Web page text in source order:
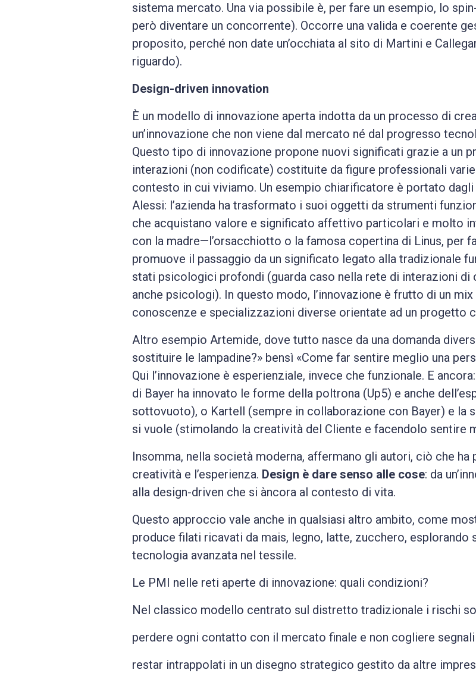
sistema mercato. Una via possibile è, per fare un esempio, lo
però diventare un concorrente). Occorre una valida e coerente
proposito, perché non date un’occhiata al sito di Martini e
riguardo).
Design-driven innovation
È un modello di innovazione aperta indotta da un processo di
un’innovazione che non viene dal mercato né dal progresso
Questo tipo di innovazione propone nuovi significati grazie a un
interazioni (non codificate) costituite da figure professionali
contesto in cui viviamo. Un esempio chiarificatore è portato
Alessi: l’azienda ha trasformato i suoi oggetti da strumenti
che acquistano valore e significato affettivo particolari e molto
con la madre—l’orsacchiotto o la famosa copertina di Linus, per
promuove il passaggio da un significato legato alla tradizionale
stati psicologici profondi (guarda caso nella rete di interazioni di
anche psicologi). In questo modo, l’innovazione è frutto di un
conoscenze e specializzazioni diverse orientate ad un progetto
Altro esempio Artemide, dove tutto nasce da una domanda
sostituire le lampadine?» bensì «Come far sentire meglio una
Qui l’innovazione è esperienziale, invece che funzionale. E
di Bayer ha innovato le forme della poltrona (Up5) e anche
sottovuoto), o Kartell (sempre in collaborazione con Bayer) e la
si vuole (stimolando la creatività del Cliente e facendolo sentire
Insomma, nella società moderna, affermano gli autori, ciò che ha
creatività e l’esperienza. Design è dare senso alle cose: da
alla design-driven che si àncora al contesto di vita.
Questo approccio vale anche in qualsiasi altro ambito, come
produce filati ricavati da mais, legno, latte, zucchero, esplorando
tecnologia avanzata nel tessile.
Le PMI nelle reti aperte di innovazione: quali condizioni?
Nel classico modello centrato sul distretto tradizionale i rischi
perdere ogni contatto con il mercato finale e non cogliere
restar intrappolati in un disegno strategico gestito da altre
2 steps to become
2 passi per